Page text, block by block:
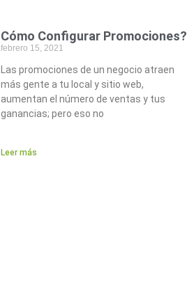
Cómo Configurar Promociones?
febrero 15, 2021
Las promociones de un negocio atraen
más gente a tu local y sitio web,
aumentan el número de ventas y tus
ganancias; pero eso no
Leer más